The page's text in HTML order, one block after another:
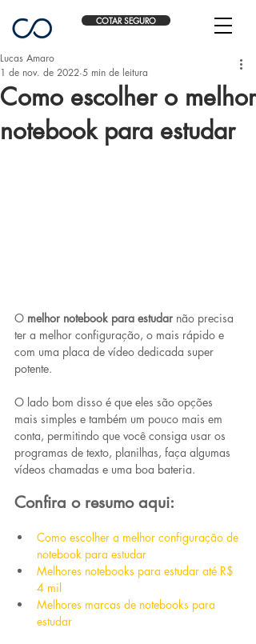
COTAR SEGURO
Como escolher o melhor
notebook para estudar
Lucas Amaro
1 de nov. de 2022 5 min de leitura
O melhor notebook para estudar não precisa
ter a melhor configuração, o mais rápido e
com uma placa de vídeo dedicada super
potente.
O lado bom disso é que eles são opções
mais simples e também um pouco mais em
conta, permitindo que você consiga usar os
programas de texto, planilhas, faça algumas
vídeos chamadas e uma boa bateria.
Confira o resumo aqui:
Como escolher a melhor configuração de
notebook para estudar
Melhores notebooks para estudar até R$
4 mil
Melhores marcas de notebooks para
estudar